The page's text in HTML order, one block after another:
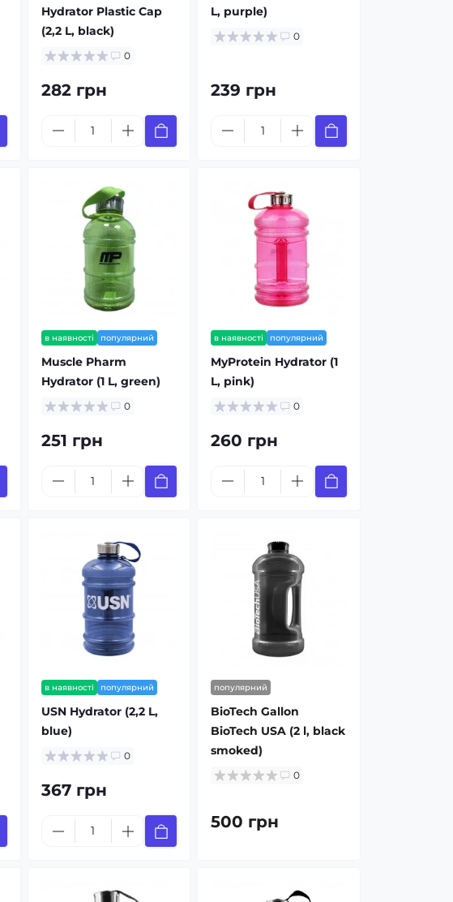
Hydrator Plastic Cap
(2,2 L, black)
0
282 грн
L, purple)
0
239 грн
в наявності популярний
Muscle Pharm
Hydrator (1 L, green)
0
251 грн
в наявності популярний
MyProtein Hydrator (1
L, pink)
0
260 грн
в наявності популярний
USN Hydrator (2,2 L,
blue)
0
367 грн
популярний
BioTech Gallon
BioTech USA (2 l, black
smoked)
0
500 грн